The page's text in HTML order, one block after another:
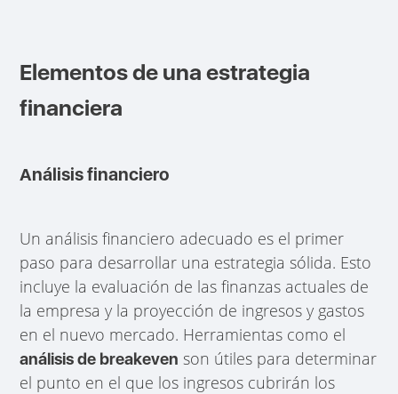
Elementos de una estrategia
financiera
Análisis financiero
Un análisis financiero adecuado es el primer
paso para desarrollar una estrategia sólida. Esto
incluye la evaluación de las finanzas actuales de
la empresa y la proyección de ingresos y gastos
en el nuevo mercado. Herramientas como el
análisis de breakeven son útiles para determinar
el punto en el que los ingresos cubrirán los